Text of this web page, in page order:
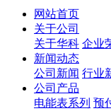
网站首页
关于公司
关于华科 企业
新闻动态
公司新闻 行业
公司产品
电能表系列 预